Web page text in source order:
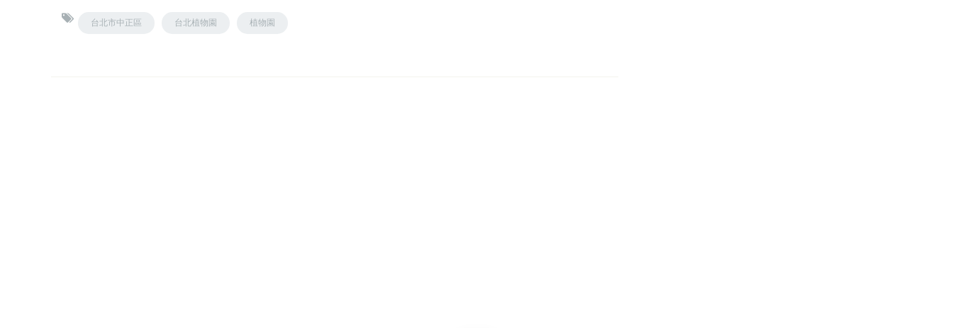
台北市中正區 台北植物園 植物園